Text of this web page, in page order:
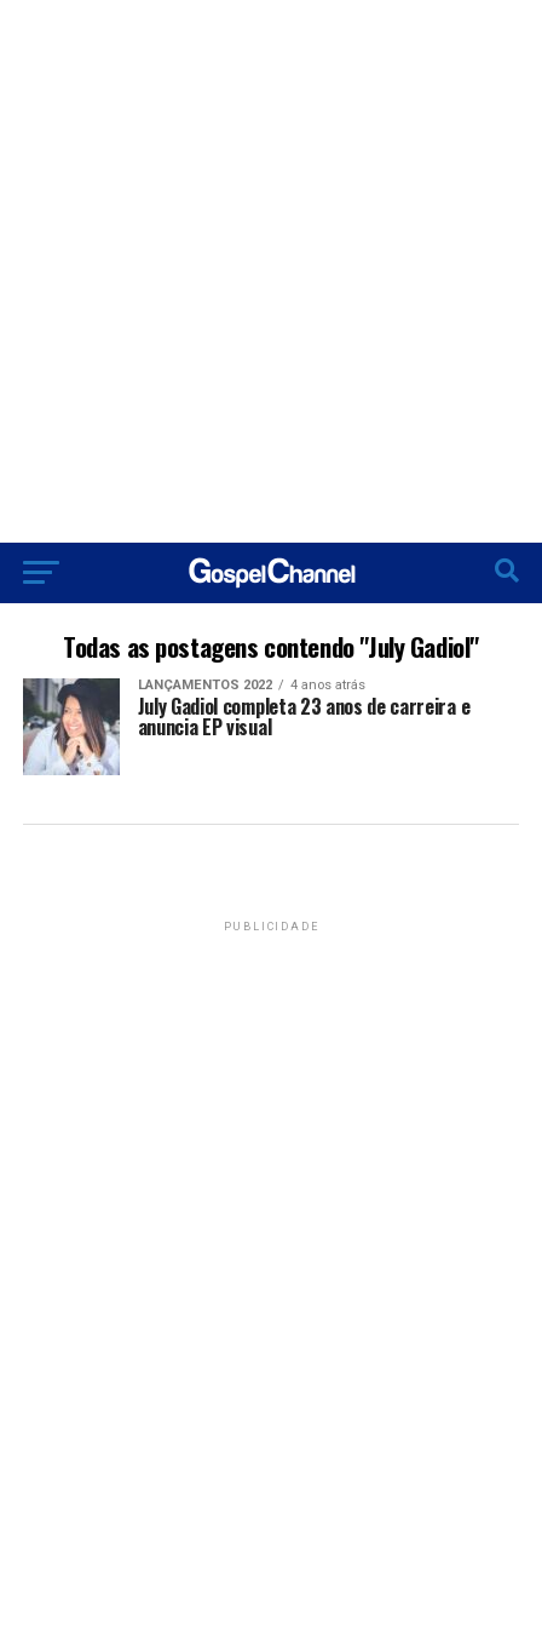
Todas as postagens contendo "July Gadiol"
LANÇAMENTOS 2022 4 anos atrás
July Gadiol completa 23 anos de carreira e
anuncia EP visual
PUBLICIDADE